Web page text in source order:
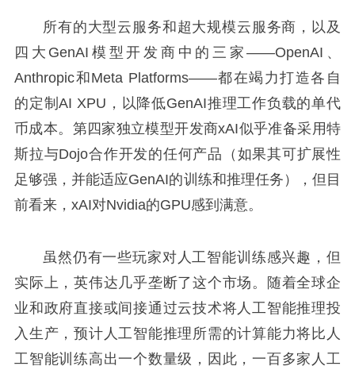
所有的大型云服务和超大规模云服务商，以及
四大GenAI模型开发商中的三家——OpenAI、
Anthropic和Meta Platforms——都在竭力打造各自
的定制AI XPU，以降低GenAI推理工作负载的单代
币成本。第四家独立模型开发商xAI似乎准备采用特
斯拉与Dojo合作开发的任何产品（如果其可扩展性
足够强，并能适应GenAI的训练和推理任务），但目
前看来，xAI对Nvidia的GPU感到满意。
虽然仍有一些玩家对人工智能训练感兴趣，但
实际上，英伟达几乎垄断了这个市场。随着全球企
业和政府直接或间接通过云技术将人工智能推理投
入生产，预计人工智能推理所需的计算能力将比人
工智能训练高出一个数量级，因此，一百多家人工